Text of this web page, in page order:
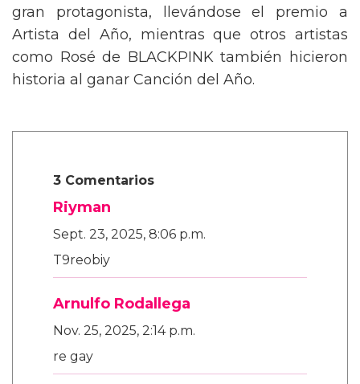
gran protagonista, llevándose el premio a
Artista del Año, mientras que otros artistas
como Rosé de BLACKPINK también hicieron
historia al ganar Canción del Año.
3 Comentarios
Riyman
Sept. 23, 2025, 8:06 p.m.
T9reobiy
Arnulfo Rodallega
Nov. 25, 2025, 2:14 p.m.
re gay